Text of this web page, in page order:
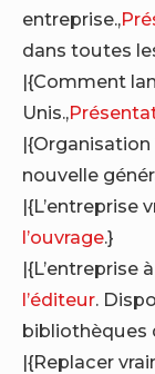
entreprise.,
dans toutes
|{Comment
Unis.,
nouvelle
|{L’entreprise
l’ouvrage.}
|{L’entreprise
l’éditeur.
bibliothèques
|{Replacer